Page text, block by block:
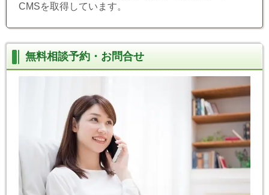
CMSを取得しています。
無料相談予約・お問合せ